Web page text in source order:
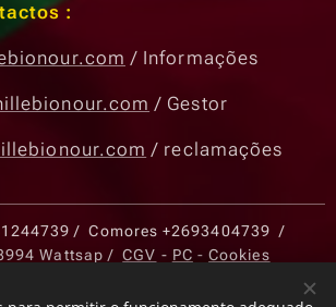
:
/ Informações
/ Gestor
/ reclamações
/ Comores+2693404739 /
Wattsap / CGV - PC -Cookies